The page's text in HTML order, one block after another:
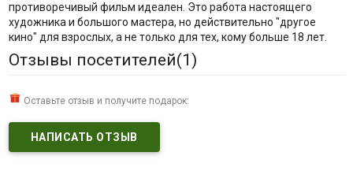
противоречивый фильм идеален. Это работа настоящего
художника и большого мастера, но действительно "другое
кино" для взрослых, а не только для тех, кому больше 18 лет.
Отзывы посетителей(1)
Оставьте отзыв и получите подарок:
НАПИСАТЬ ОТЗЫВ